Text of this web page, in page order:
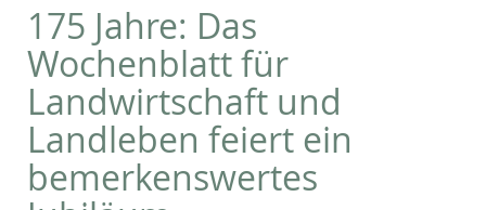
175 Jahre: Das
Wochenblatt für
Landwirtschaft und
Landleben feiert ein
bemerkenswertes